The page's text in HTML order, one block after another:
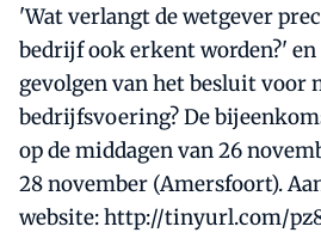
'Wat verlangt de wetgever
bedrijf ook erkent worden?'
gevolgen van het besluit voor
bedrijfsvoering? De
op de middagen van 26
28 november (Amersfoort).
website: http://tinyurl.com/